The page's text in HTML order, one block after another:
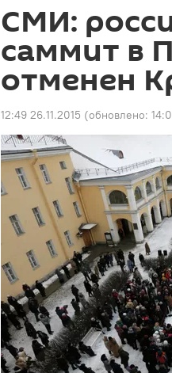
СМИ:
саммит в
отменен
12:49 26.11.2015 (обновлено: